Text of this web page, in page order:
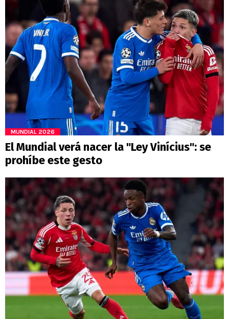
MUNDIAL 2026
El Mundial verá nacer la "Ley Vinícius": se
prohíbe este gesto